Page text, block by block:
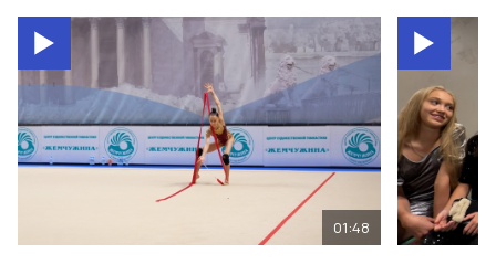
01:48